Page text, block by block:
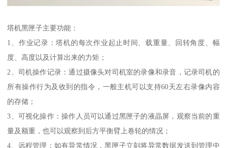
塔机黑匣子主要功能：
1、作业记录：塔机的每次作业起止时间、载重量、回转角度、幅
度、高度以及计算出来的力矩；
2、司机操作记录：通过摄像头对司机室的录像和录音，记录司机的
所有操作行为及收到的指令，一般主机可以支持60天左右录像内容
的存储；
3、可视化操作：操作人员可以通过黑匣子的液晶屏，观察当前的重
量及额重，也可以观察到后方平衡臂上卷轮的情况；
4、远程管理：如有异常情况，黑匣子立刻将异常数据发送到管理中